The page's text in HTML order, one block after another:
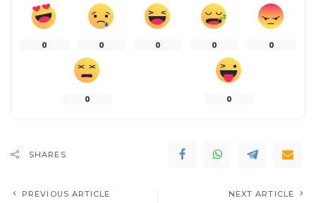
0 0 0 0 0
0 0
SHARES
PREVIOUS ARTICLE NEXT ARTICLE